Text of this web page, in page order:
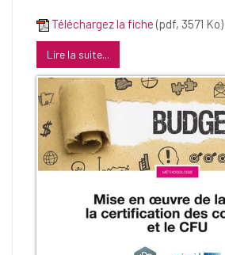
Téléchargez la fiche (pdf, 3571 Ko)
Lire la suite...